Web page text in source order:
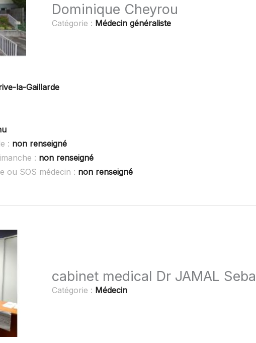
Dominique Cheyrou
Catégorie : Médecin généraliste
la-Gaillarde
: non renseigné
: non renseigné
ou SOS médecin : non renseigné
cabinet medical Dr JAMAL
Catégorie : Médecin